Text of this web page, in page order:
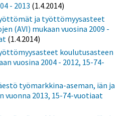
- 2013 (1.4.2014)
ja työttömyysasteet
(AVI) mukaan vuosina 2009 -
(1.4.2014)
koulutusasteen
vuosina 2004 - 2012, 15-74-
työmarkkina-aseman, iän ja
vuonna 2013, 15-74-vuotiaat